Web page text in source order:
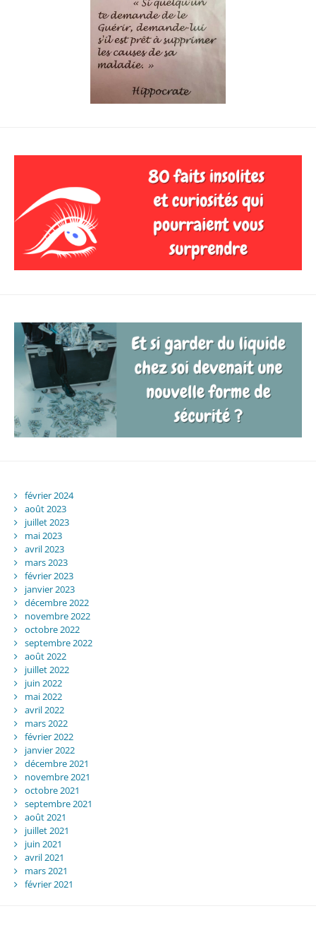
février 2024
août 2023
juillet 2023
mai 2023
avril 2023
mars 2023
février 2023
janvier 2023
décembre 2022
novembre 2022
octobre 2022
septembre 2022
août 2022
juillet 2022
juin 2022
mai 2022
avril 2022
mars 2022
février 2022
janvier 2022
décembre 2021
novembre 2021
octobre 2021
septembre 2021
août 2021
juillet 2021
juin 2021
avril 2021
mars 2021
février 2021